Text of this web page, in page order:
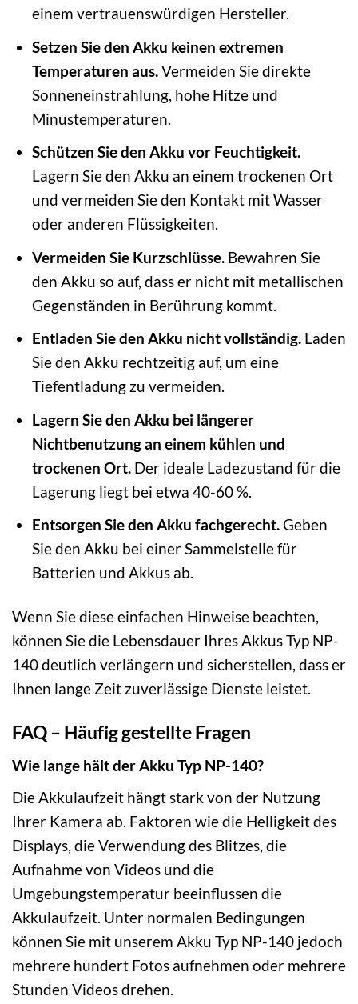
einem vertrauenswürdigen Hersteller.
Setzen Sie den Akku keinen extremen
Temperaturen aus.Vermeiden Sie direkte
Sonneneinstrahlung, hohe Hitze und
Minustemperaturen.
Schützen Sie den Akku vor Feuchtigkeit.
Lagern Sie den Akku an einem trockenen Ort
und vermeiden Sie den Kontakt mit Wasser
oder anderen Flüssigkeiten.
Vermeiden Sie Kurzschlüsse.Bewahren Sie
den Akku so auf, dass er nicht mit metallischen
Gegenständen in Berührung kommt.
Entladen Sie den Akku nicht vollständig.Laden
Sie den Akku rechtzeitig auf, um eine
Tiefentladung zu vermeiden.
Lagern Sie den Akku bei längerer
Nichtbenutzung an einem kühlen und
trockenen Ort.Der ideale Ladezustand für die
Lagerung liegt bei etwa 40-60 %.
Entsorgen Sie den Akku fachgerecht.Geben
Sie den Akku bei einer Sammelstelle für
Batterien und Akkus ab.
Wenn Sie diese einfachen Hinweise beachten,
können Sie die Lebensdauer Ihres Akkus Typ NP-
140 deutlich verlängern und sicherstellen, dass er
Ihnen lange Zeit zuverlässige Dienste leistet.
FAQ – Häufig gestellte Fragen
Wie lange hält der Akku Typ NP-140?
Die Akkulaufzeit hängt stark von der Nutzung
Ihrer Kamera ab. Faktoren wie die Helligkeit des
Displays, die Verwendung des Blitzes, die
Aufnahme von Videos und die
Umgebungstemperatur beeinflussen die
Akkulaufzeit. Unter normalen Bedingungen
können Sie mit unserem Akku Typ NP-140 jedoch
mehrere hundert Fotos aufnehmen oder mehrere
Stunden Videos drehen.